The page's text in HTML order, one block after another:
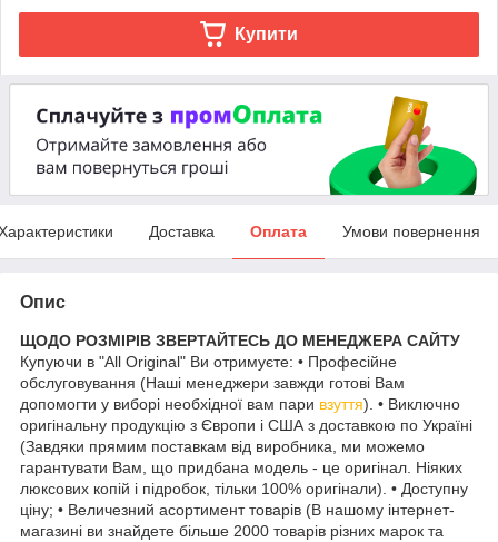
Купити
Доставка Оплата Умови повернення
Опис
ЩОДО РОЗМІРІВ ЗВЕРТАЙТЕСЬ ДО МЕНЕДЖЕРА САЙТУ
Купуючи в "All Original" Ви отримуєте: • Професійне
обслуговування (Наші менеджери завжди готові Вам
допомогти у виборі необхідної вам пари взуття). • Виключно
оригінальну продукцію з Європи і США з доставкою по Україні
(Завдяки прямим поставкам від виробника, ми можемо
гарантувати Вам, що придбана модель - це оригінал. Ніяких
люксових копій і підробок, тільки 100% оригінали). • Доступну
ціну; • Величезний асортимент товарів (В нашому інтернет-
магазині ви знайдете більше 2000 товарів різних марок та